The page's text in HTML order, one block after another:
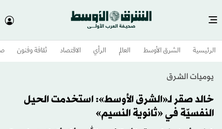
الرئيسية الشرق الأوسط​ العالم الرأي الاقتصاد ثقافة وفنون
يوميات الشرق
خالد صقر لـ«الشرق الأوسط»: استخدمت الحيل
النفسيّة في «ثانوية النسيم»